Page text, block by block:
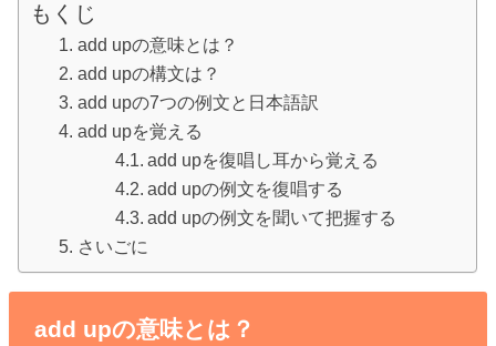
もくじ
add upの意味とは？
add upの構文は？
add upの7つの例文と日本語訳
add upを覚える
add upを復唱し耳から覚える
add upの例文を復唱する
add upの例文を聞いて把握する
さいごに
add upの意味とは？